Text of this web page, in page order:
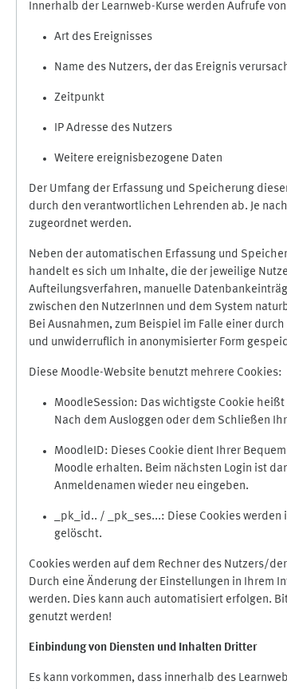
Innerhalb der Learnweb-Kurse werden Aufrufe
Art des Ereignisses
Name des Nutzers, der das Ereignis
Zeitpunkt
IP Adresse des Nutzers
Weitere ereignisbezogene Daten
Der Umfang der Erfassung und Speicherung
durch den verantwortlichen Lehrenden ab. Je
zugeordnet werden.
Neben der automatischen Erfassung und
handelt es sich um Inhalte, die der jeweilige
Aufteilungsverfahren, manuelle
zwischen den NutzerInnen und dem System
Bei Ausnahmen, zum Beispiel im Falle einer
und unwiderruflich in anonymisierter Form
Diese Moodle-Website benutzt mehrere Cookies:
MoodleSession: Das wichtigste Cookie
Nach dem Ausloggen oder dem Schließen
MoodleID: Dieses Cookie dient Ihrer
Moodle erhalten. Beim nächsten Login ist
Anmeldenamen wieder neu eingeben.
_pk_id.. / _pk_ses...: Diese Cookies
gelöscht.
Cookies werden auf dem Rechner des Nutzers/
Durch eine Änderung der Einstellungen in Ihrem
werden. Dies kann auch automatisiert erfolgen.
genutzt werden!
Einbindung von Diensten und Inhalten Dritter
Es kann vorkommen, dass innerhalb des